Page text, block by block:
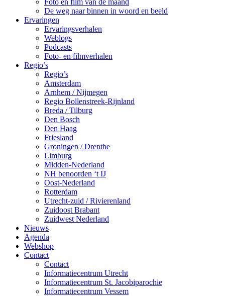
Foto en film van de maand
De weg naar binnen in woord en beeld
Ervaringen
Ervaringsverhalen
Weblogs
Podcasts
Foto- en filmverhalen
Regio’s
Regio’s
Amsterdam
Arnhem / Nijmegen
Regio Bollenstreek-Rijnland
Breda / Tilburg
Den Bosch
Den Haag
Friesland
Groningen / Drenthe
Limburg
Midden-Nederland
NH benoorden ‘t IJ
Oost-Nederland
Rotterdam
Utrecht-zuid / Rivierenland
Zuidoost Brabant
Zuidwest Nederland
Nieuws
Agenda
Webshop
Contact
Contact
Informatiecentrum Utrecht
Informatiecentrum St. Jacobiparochie
Informatiecentrum Vessem